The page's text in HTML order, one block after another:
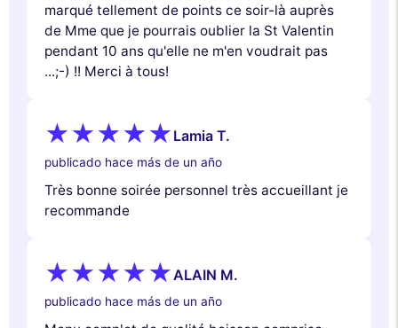
marqué tellement de points ce soir-là auprès
de Mme que je pourrais oublier la St Valentin
pendant 10 ans qu'elle ne m'en voudrait pas
...;-) !! Merci à tous!
Lamia T.
publicado hace más de un año
Très bonne soirée personnel très accueillant je
recommande
ALAIN M.
publicado hace más de un año